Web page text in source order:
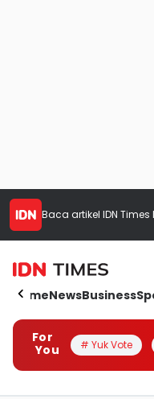
Baca artikel IDN Times
HomeNewsBusiness
For
You
# Yuk Vote